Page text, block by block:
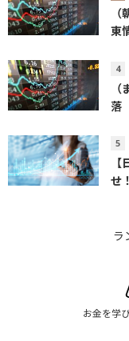
東
落
せ
ラ
お金を学